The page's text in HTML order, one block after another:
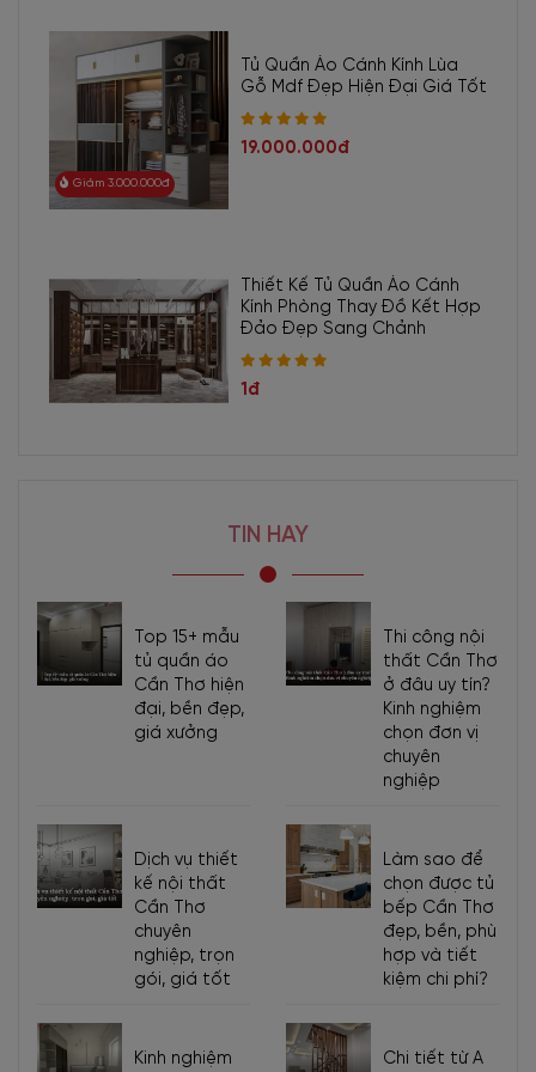
Mẫu bàn họp chân sắt có mặt bàn hình chữ nhật cỡ lớn, kèm phần
khác nhau, khách hàng có thể tùy chọn kích thước mẫu
chân sắt 2m4
-2m8-3m phù hợp như: bàn họp 6 người, 8 người,
10 người,… hoặc kích thước lớn hơn tùy yêu cầu khác.
Giảm 3.000.000đ
Tủ Quần Áo Cánh Kính Lùa
Gỗ Mdf Đẹp Hiện Đại Giá Tốt
19.000.000đ
Thiết Kế Tủ Quần Áo Cánh
Kính Phòng Thay Đồ Kết Hợp
Đảo Đẹp Sang Chảnh
1đ
TIN HAY
Top 15+ mẫu
tủ quần áo
Cần Thơ hiện
đại, bền đẹp,
giá xưởng
Thi công nội
thất Cần Thơ
ở đâu uy tín?
Kinh nghiệm
chọn đơn vị
chuyên
nghiệp
Dịch vụ thiết
kế nội thất
Cần Thơ
chuyên
nghiệp, trọn
gói, giá tốt
Làm sao để
chọn được tủ
bếp Cần Thơ
đẹp, bền, phù
hợp và tiết
kiệm chi phí?
Kinh nghiệm Chi tiết từ A